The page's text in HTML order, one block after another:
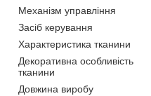
Механізм управління
Засіб керування
Характеристика тканини
Декоративна особливість
тканини
Довжина виробу